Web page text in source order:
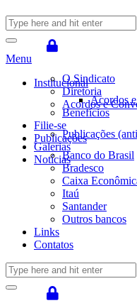
Menu
InstitucionalO Sindicato
Diretoria
Acordos eAcordos
Benefícios
Filie-se
PublicaçõesPublicações
Galerias
NotíciasBanco do Brasil
Bradesco
Caixa
Itaú
Santander
Outros bancos
Links
Contatos